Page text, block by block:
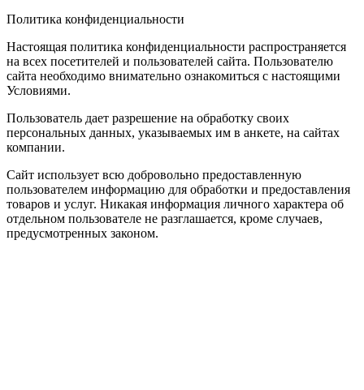
Политика конфиденциальности
Настоящая политика конфиденциальности распространяется
на всех посетителей и пользователей сайта. Пользователю
сайта необходимо внимательно ознакомиться с настоящими
Условиями.
Пользователь дает разрешение на обработку своих
персональных данных, указываемых им в анкете, на сайтах
компании.
Сайт использует всю добровольно предоставленную
пользователем информацию для обработки и предоставления
товаров и услуг. Никакая информация личного характера об
отдельном пользователе не разглашается, кроме случаев,
предусмотренных законом.